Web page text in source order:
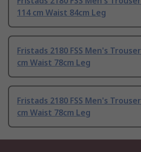
114 cm Waist 84cm Leg
Fristads 2180 FSS Men's
cm Waist 78cm Leg
Fristads 2180 FSS Men's
cm Waist 78cm Leg